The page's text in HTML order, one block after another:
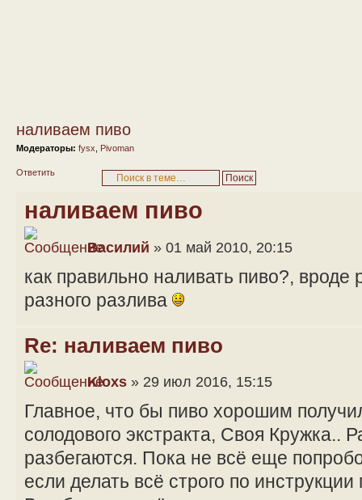
наливаем пиво
Модераторы: fysx Pivoman
Ответить
наливаем пиво
Василий » 01 май 2010, 20:15
как правильно наливать пиво?, вроде
разного разлива
Re: наливаем пиво
Kloxs » 29 июл 2016, 15:15
Главное, что бы пиво хорошим
солодового экстракта, Своя Кружка..
разбегаются. Пока не всё еще
если делать всё строго по